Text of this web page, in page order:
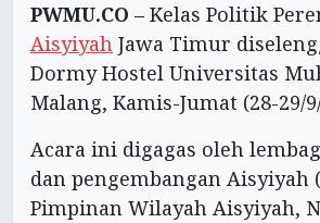
PWMU.CO – Kelas Politik
Aisyiyah Jawa Timur
Dormy Hostel Universitas
Malang, Kamis-Jumat (28-29/
Acara ini digagas oleh
dan pengembangan Aisyiyah
Pimpinan Wilayah Aisyiyah,